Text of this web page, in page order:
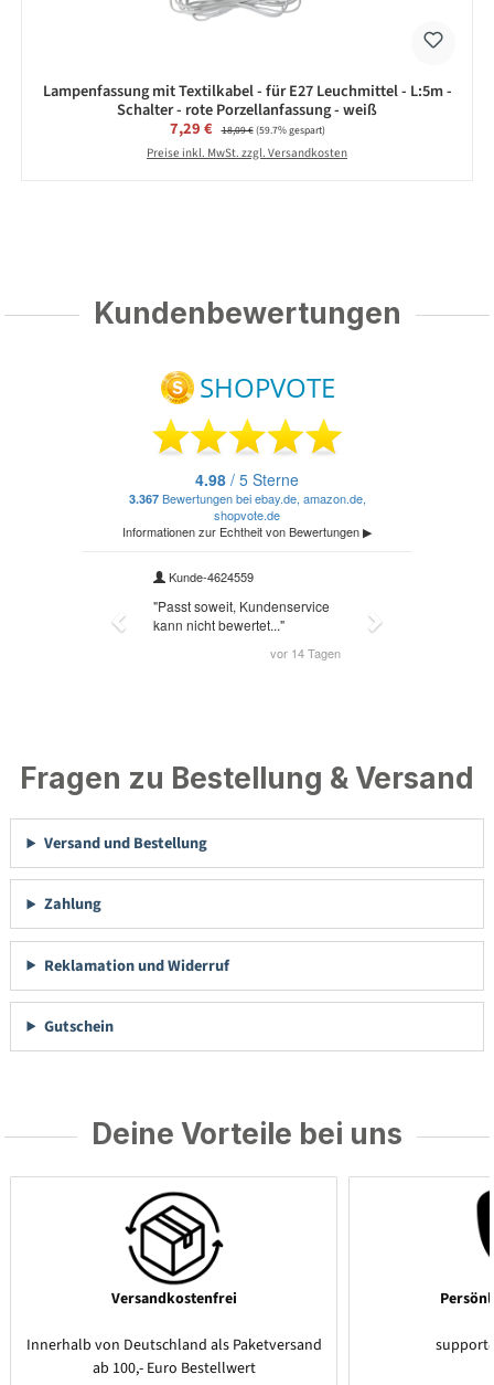
Lampenfassung mit Textilkabel - für E27 Leuchmittel - L:5m -
Schalter - rote Porzellanfassung - weiß
Verkaufspreis:
7,29 € Regulärer Preis:
18,09 €(59.7% gespart)
Preise inkl. MwSt. zzgl. Versandkosten
Kundenbewertungen
Fragen zu Bestellung & Versand
Versand und Bestellung
Zahlung
Reklamation und Widerruf
Gutschein
Deine Vorteile bei uns
Versandkostenfrei
Innerhalb von Deutschland als Paketversand
ab 100,- Euro Bestellwert